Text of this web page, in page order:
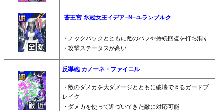
-蒼王宮-氷冠女王イデア=N=ユランブルク
・ノックバックとともに敵のバフや持続回復を打ち消す
・攻撃ステータスが高い
反導砲 カノーネ・ファイエル
・敵のダメカを大ダメージとともに破壊できるガードブ
レイク
・ダメカを使って近づいてきた敵に対応可能